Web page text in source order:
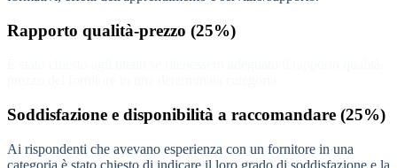
Rapporto qualità-prezzo (25%)
Soddisfazione e disponibilità a raccomandare (25%)
Ai rispondenti che avevano esperienza con un fornitore in una
categoria è stato chiesto di indicare il loro grado di soddisfazione e la